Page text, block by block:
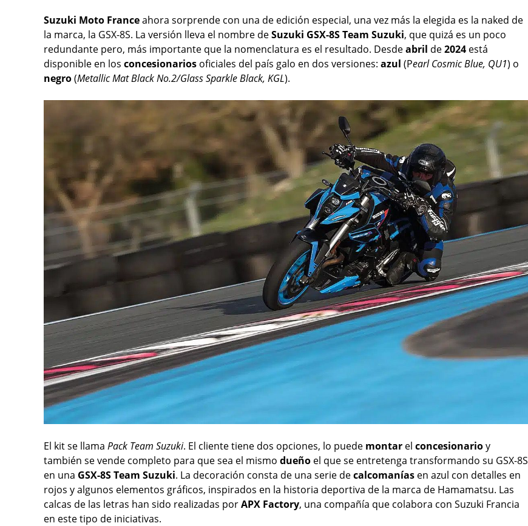
Suzuki Moto Franceahora sorprende con una de edición especial, una vez más la elegida es la naked de
la marca, la GSX-8S. La versión lleva el nombre deSuzuki GSX-8S Team Suzuki, que quizá es un poco
redundante pero, más importante que la nomenclatura es el resultado. Desdeabril de2024 está
disponible en los concesionarios oficiales del país galo en dos versiones: azul (Pearl Cosmic Blue, QU1) o
negro(Metallic Mat Black No.2/Glass Sparkle Black, KGL).
El kit se llama Pack Team Suzuki. El cliente tiene dos opciones, lo puede montar el concesionarioy
también se vende completo para que sea el mismo dueño el que se entretenga transformando su GSX-8S
en una GSX-8S Team Suzuki. La decoración consta de una serie decalcomanías en azul con detalles en
rojos y algunos elementos gráficos, inspirados en la historia deportiva de la marca de Hamamatsu. Las
calcas de las letras han sido realizadas porAPX Factory, una compañía que colabora con Suzuki Francia
en este tipo de iniciativas.